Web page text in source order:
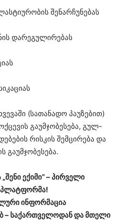
შენარჩუნებას
დარეგულირებას
(სათანადო პაუზებით)
გაუმჯობესება, გულ-
რისკის შემცირება და
გაუმჯობესება.
ექიმი“ – პირველი
პლატფორმა!
ინფორმაცია
– საქართველოდან და მთელი